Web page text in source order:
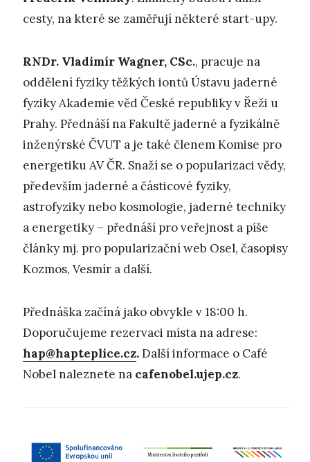
cesty, na které se zaměřují některé start-upy.
RNDr. Vladimír Wagner, CSc., pracuje na
oddělení fyziky těžkých iontů Ústavu jaderné
fyziky Akademie věd České republiky v Řeži u
Prahy. Přednáší na Fakultě jaderné a fyzikálně
inženýrské ČVUT a je také členem Komise pro
energetiku AV ČR. Snaží se o popularizaci vědy,
především jaderné a částicové fyziky,
astrofyziky nebo kosmologie, jaderné techniky
a energetiky – přednáší pro veřejnost a píše
články mj. pro popularizační web Osel, časopisy
Kozmos, Vesmír a další.
Přednáška začíná jako obvykle v 18:00 h.
Doporučujeme rezervaci místa na adrese:
hap@hapteplice.cz.Další informace o Café
Nobel naleznete na cafenobel.ujep.cz.